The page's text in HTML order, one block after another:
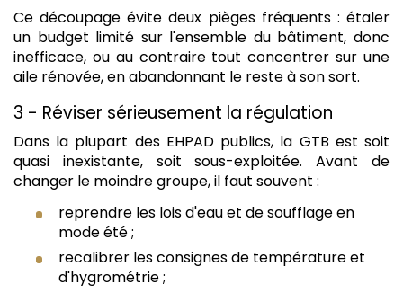
Ce découpage évite deux pièges fréquents : étaler
un budget limité sur l'ensemble du bâtiment, donc
inefficace, ou au contraire tout concentrer sur une
aile rénovée, en abandonnant le reste à son sort.
3 - Réviser sérieusement la régulation
Dans la plupart des EHPAD publics, la GTB est soit
quasi inexistante, soit sous-exploitée. Avant de
changer le moindre groupe, il faut souvent :
reprendre les lois d'eau et de soufflage en
mode été ;
recalibrer les consignes de température et
d'hygrométrie ;